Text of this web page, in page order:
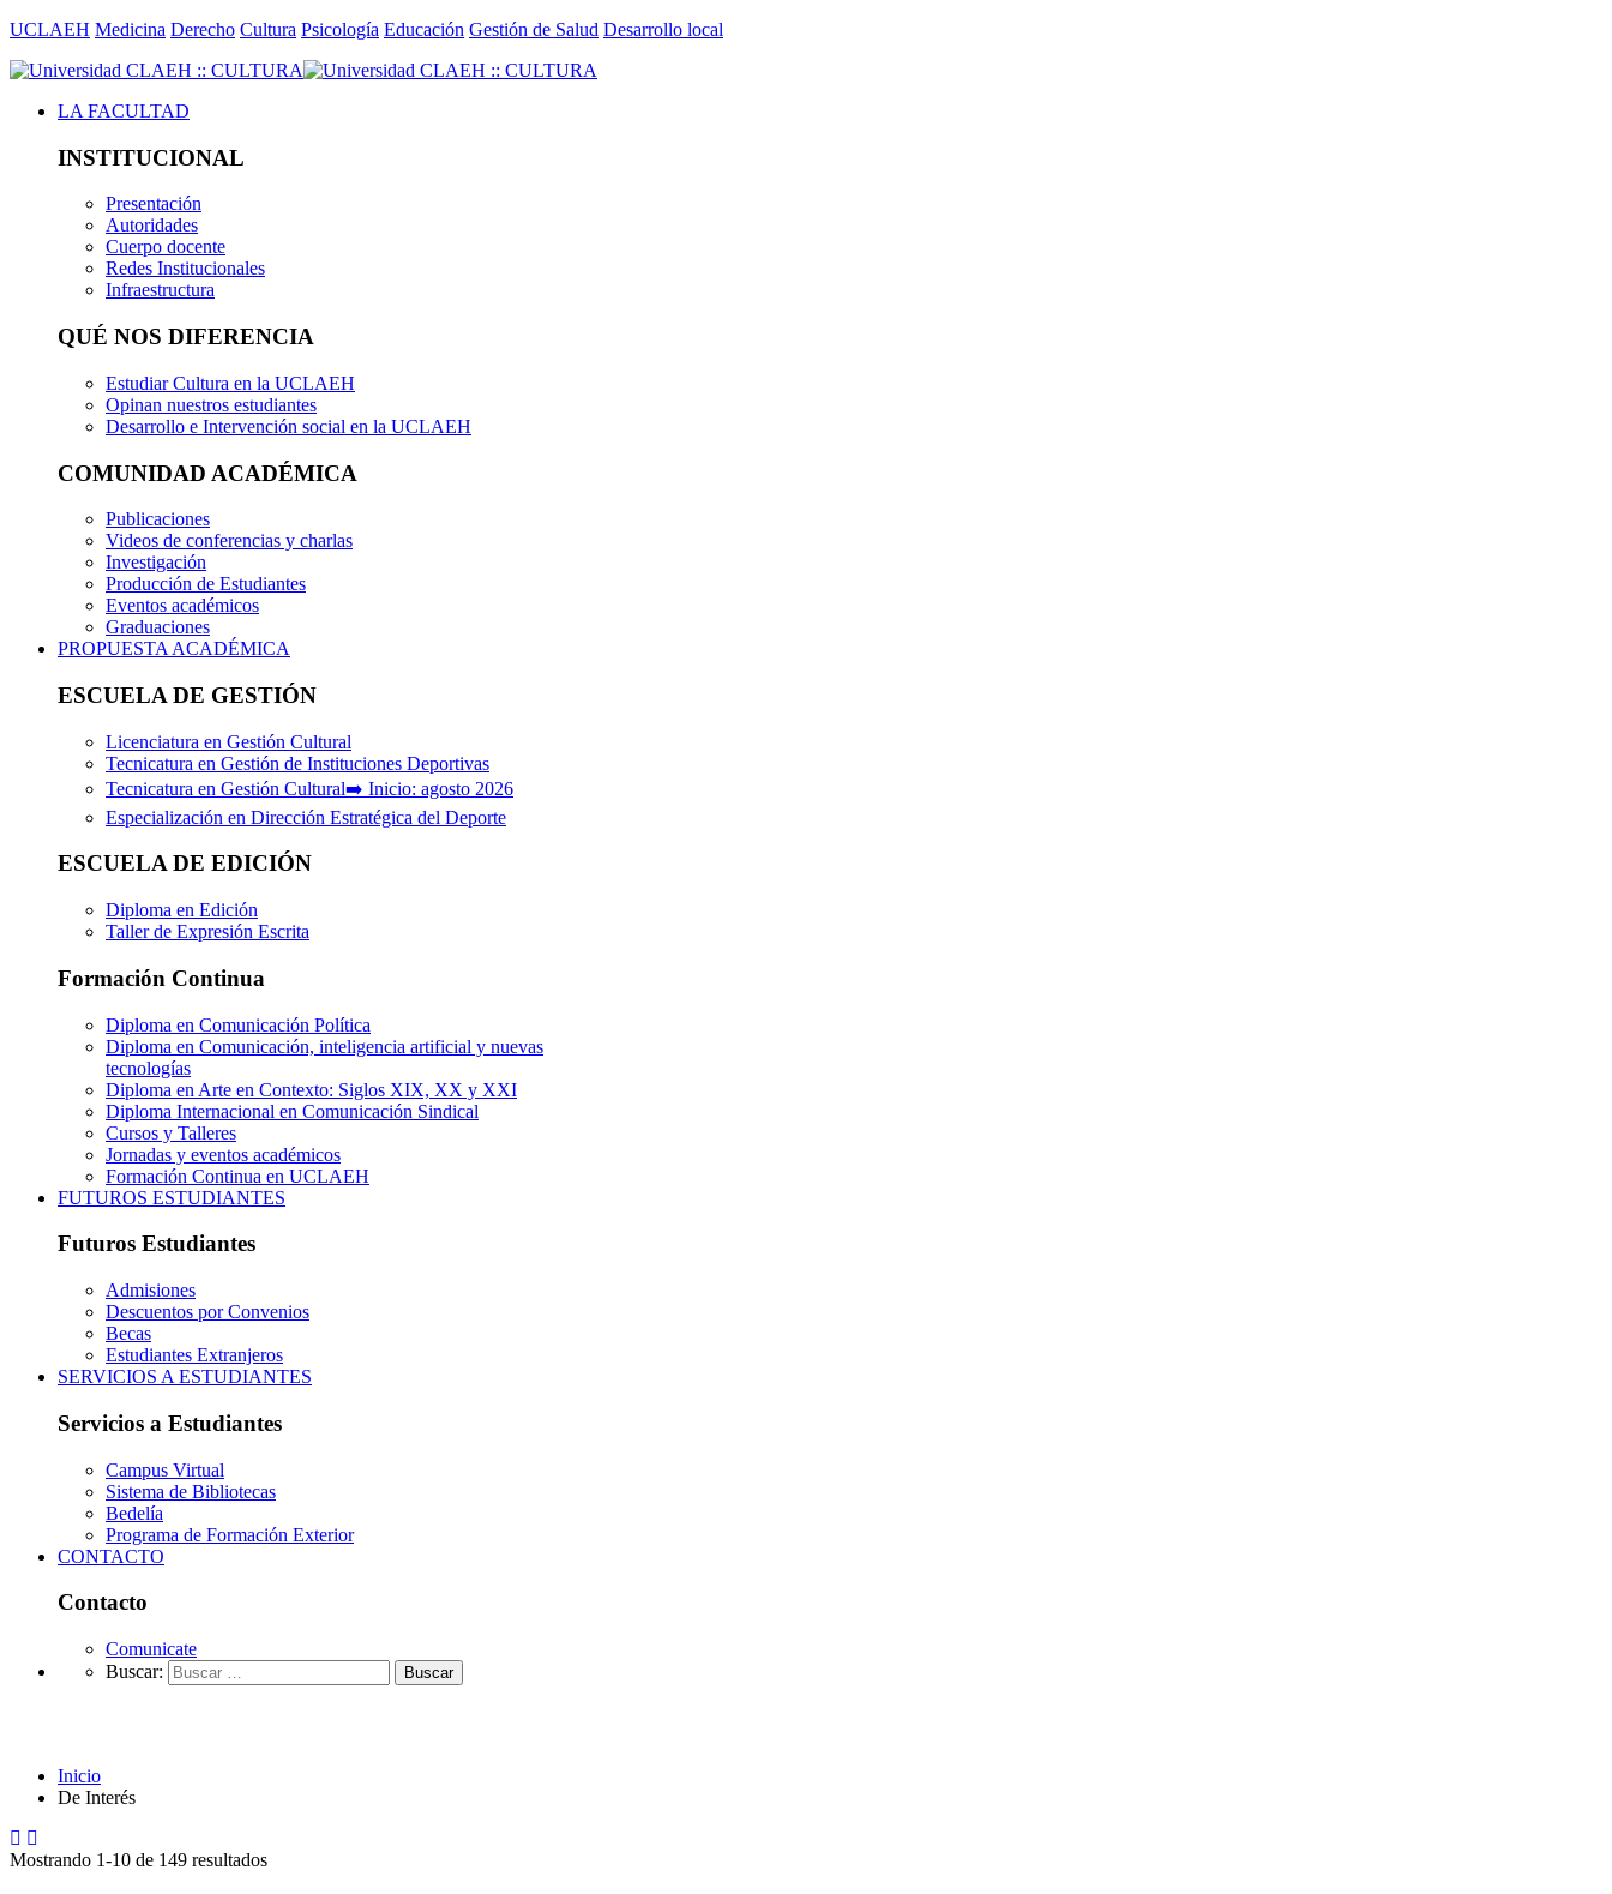
UCLAEH Medicina Derecho Cultura Psicología Educación Gestión de Salud Desarrollo local
LA FACULTAD
INSTITUCIONAL
Presentación
Autoridades
Cuerpo docente
Redes Institucionales
Infraestructura
QUÉ NOS DIFERENCIA
Estudiar Cultura en la UCLAEH
Opinan nuestros estudiantes
Desarrollo e Intervención social en la UCLAEH
COMUNIDAD ACADÉMICA
Publicaciones
Videos de conferencias y charlas
Investigación
Producción de Estudiantes
Eventos académicos
Graduaciones
PROPUESTA ACADÉMICA
ESCUELA DE GESTIÓN
Licenciatura en Gestión Cultural
Tecnicatura en Gestión de Instituciones Deportivas
Tecnicatura en Gestión Cultural➡️ Inicio: agosto 2026
Especialización en Dirección Estratégica del Deporte
ESCUELA DE EDICIÓN
Diploma en Edición
Taller de Expresión Escrita
Formación Continua
Diploma en Comunicación Política
Diploma en Comunicación, inteligencia artificial y nuevas
tecnologías
Diploma en Arte en Contexto: Siglos XIX, XX y XXI
Diploma Internacional en Comunicación Sindical
Cursos y Talleres
Jornadas y eventos académicos
Formación Continua en UCLAEH
FUTUROS ESTUDIANTES
Futuros Estudiantes
Admisiones
Descuentos por Convenios
Becas
Estudiantes Extranjeros
SERVICIOS A ESTUDIANTES
Servicios a Estudiantes
Campus Virtual
Sistema de Bibliotecas
Bedelía
Programa de Formación Exterior
CONTACTO
Contacto
Comunicate
Buscar:
Inicio
De Interés
Mostrando 1-10 de 149 resultados